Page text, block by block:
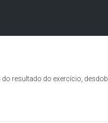
resultado do exercício,